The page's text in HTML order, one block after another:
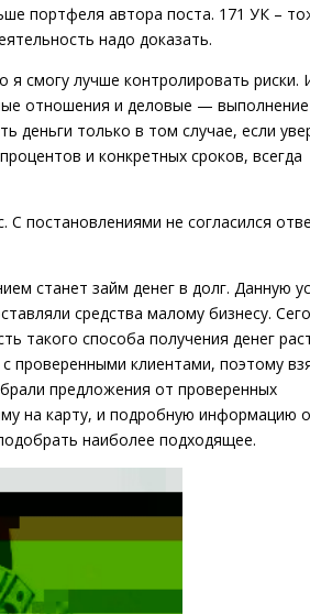
портфеля автора поста. 171 УК –
надо доказать.
смогу лучше контролировать риски.
отношения и деловые — выполнение
деньги только в том случае, если
и конкретных сроков, всегда
постановлениями не согласился
станет займ денег в долг. Данную
средства малому бизнесу.
такого способа получения денег
проверенными клиентами, поэтому
предложения от проверенных
на карту, и подробную информацию
наиболее подходящее.